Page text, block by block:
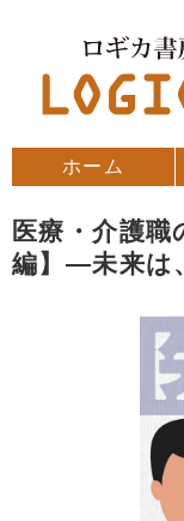
ホーム
医療・介護
編】―未来は